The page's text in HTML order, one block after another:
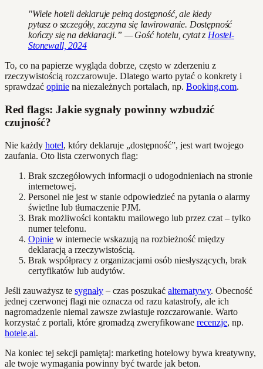
"Wiele hoteli deklaruje pełną dostępność, ale kiedy
pytasz o szczegóły, zaczyna się lawirowanie. Dostępność
kończy się na deklaracji.” — Gość hotelu, cytat z Hostel-
Stonewall, 2024
To, co na papierze wygląda dobrze, często w zderzeniu z
rzeczywistością rozczarowuje. Dlatego warto pytać o konkrety i
sprawdzać opinie na niezależnych portalach, np. Booking.com.
Red flags: Jakie sygnały powinny wzbudzić
czujność?
Nie każdy hotel, który deklaruje „dostępność”, jest wart twojego
zaufania. Oto lista czerwonych flag:
Brak szczegółowych informacji o udogodnieniach na stronie
internetowej.
Personel nie jest w stanie odpowiedzieć na pytania o alarmy
świetlne lub tłumaczenie PJM.
Brak możliwości kontaktu mailowego lub przez czat – tylko
numer telefonu.
Opinie w internecie wskazują na rozbieżność między
deklaracją a rzeczywistością.
Brak współpracy z organizacjami osób niesłyszących, brak
certyfikatów lub audytów.
Jeśli zauważysz te sygnały – czas poszukać alternatywy. Obecność
jednej czerwonej flagi nie oznacza od razu katastrofy, ale ich
nagromadzenie niemal zawsze zwiastuje rozczarowanie. Warto
korzystać z portali, które gromadzą zweryfikowane recenzje, np.
hotele.ai.
Na koniec tej sekcji pamiętaj: marketing hotelowy bywa kreatywny,
ale twoje wymagania powinny być twarde jak beton.